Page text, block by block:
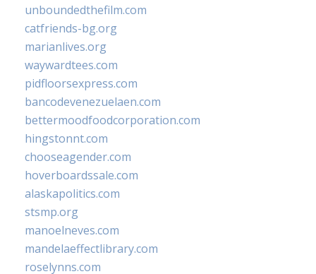
unboundedthefilm.com
catfriends-bg.org
marianlives.org
waywardtees.com
pidfloorsexpress.com
bancodevenezuelaen.com
bettermoodfoodcorporation.com
hingstonnt.com
chooseagender.com
hoverboardssale.com
alaskapolitics.com
stsmp.org
manoelneves.com
mandelaeffectlibrary.com
roselynns.com